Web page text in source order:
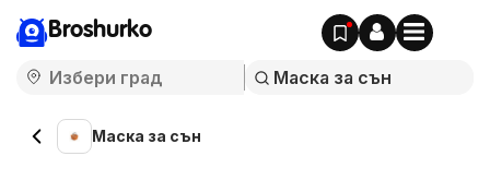
Broshurko
Маска за сън